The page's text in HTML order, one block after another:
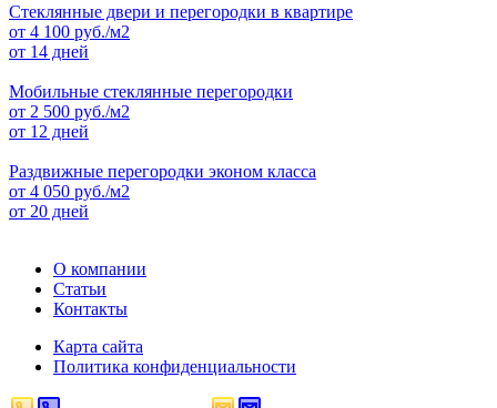
Стеклянные двери и перегородки в квартире
от 4 100 руб./м2
от 14 дней
Мобильные стеклянные перегородки
от 2 500 руб./м2
от 12 дней
Раздвижные перегородки эконом класса
от 4 050 руб./м2
от 20 дней
О компании
Статьи
Контакты
Карта сайта
Политика конфиденциальности